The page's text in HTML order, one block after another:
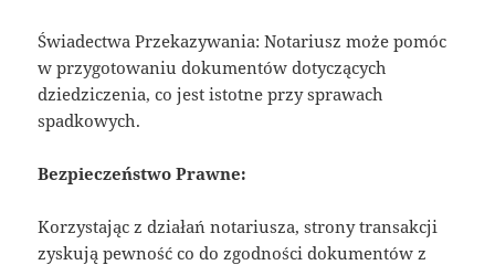
Świadectwa Przekazywania: Notariusz może pomóc
w przygotowaniu dokumentów dotyczących
dziedziczenia, co jest istotne przy sprawach
spadkowych.
Bezpieczeństwo Prawne:
Korzystając z działań notariusza, strony transakcji
zyskują pewność co do zgodności dokumentów z